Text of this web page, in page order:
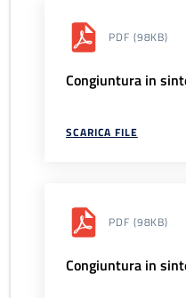
PDF (98KB)
Congiuntura in
SCARICA FILE
PDF (98KB)
Congiuntura in